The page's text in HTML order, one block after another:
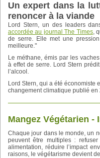
Un expert dans la
renoncer à la viande
Lord Stern, un des leaders
accordée au journal The Times,
de serre. Elle met une
meilleure."
Le méthane, émis par les
à effet de serre. Lord Stern
l’alcool.
Lord Stern, qui a été économiste
changement climatique publié en
Mangez Végétarien
Chaque jour dans le monde, un
peuvent être multiples :
alimentation, réduire l’impact
raisons, le végétarisme devient